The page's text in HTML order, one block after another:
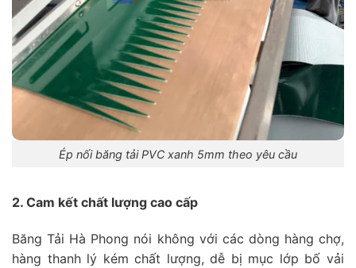
Ép nối băng tải PVC xanh 5mm theo yêu cầu
2. Cam kết chất lượng cao cấp
Băng Tải Hà Phong nói không với các dòng hàng chợ,
hàng thanh lý kém chất lượng, dễ bị mục lớp bố vải